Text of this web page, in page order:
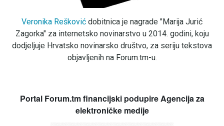
Veronika Rešković dobitnica je nagrade "Marija Jurić
Zagorka" za internetsko novinarstvo u 2014. godini, koju
dodjeljuje Hrvatsko novinarsko društvo, za seriju tekstova
objavljenih na Forum.tm-u.
Portal Forum.tm financijski podupire Agencija za
elektroničke medije